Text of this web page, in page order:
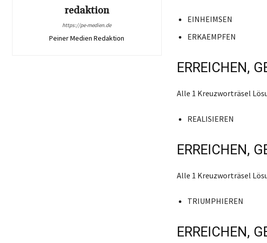
redaktion
https://pe-medien.de
Peiner Medien Redaktion
EINHEIMSEN
ERKAEMPFEN
ERREICHEN,
Alle 1 Kreuzworträsel
REALISIEREN
ERREICHEN,
Alle 1 Kreuzworträsel
TRIUMPHIEREN
ERREICHEN,